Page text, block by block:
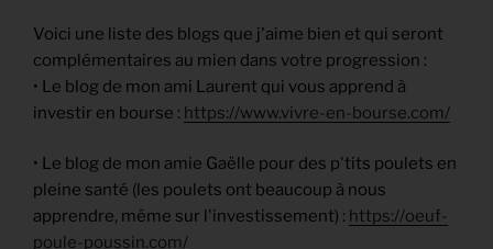
Voici une liste des blogs que j'aime bien et qui seront
complémentaires au mien dans votre progression :
• Le blog de mon ami Laurent qui vous apprend à
investir en bourse : https://www.vivre-en-bourse.com/
• Le blog de mon amie Gaëlle pour des p'tits poulets en
pleine santé (les poulets ont beaucoup à nous
apprendre, même sur l'investissement) : https://oeuf-
poule-poussin.com/